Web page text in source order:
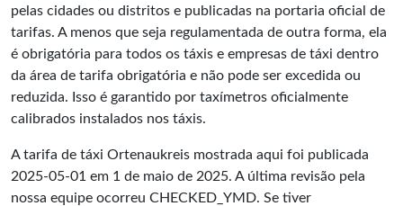
pelas cidades ou distritos e publicadas na portaria oficial de
tarifas. A menos que seja regulamentada de outra forma, ela
é obrigatória para todos os táxis e empresas de táxi dentro
da área de tarifa obrigatória e não pode ser excedida ou
reduzida. Isso é garantido por taxímetros oficialmente
calibrados instalados nos táxis.
A tarifa de táxi Ortenaukreis mostrada aqui foi publicada
2025-05-01 em 1 de maio de 2025. A última revisão pela
nossa equipe ocorreu CHECKED_YMD. Se tiver